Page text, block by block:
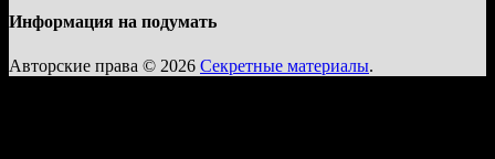
Информация на подумать
Авторские права © 2026 Секретные материалы.